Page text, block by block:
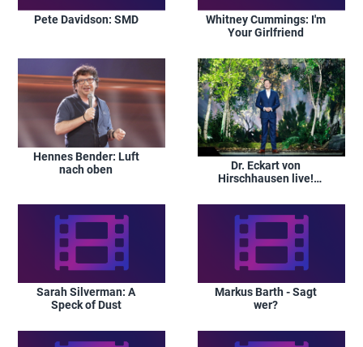
Pete Davidson: SMD
Whitney Cummings: I'm
Your Girlfriend
Hennes Bender: Luft
nach oben
Dr. Eckart von
Hirschhausen live!
Bühnenprogramm mit
Dr. Eckart von
Hirschhausen
Sarah Silverman: A
Speck of Dust
Markus Barth - Sagt
wer?